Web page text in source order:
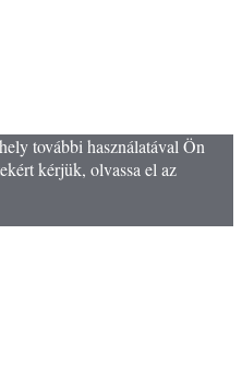
további használatával Ön
kérjük, olvassa el az